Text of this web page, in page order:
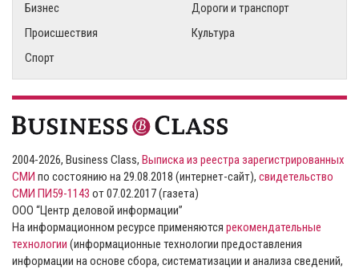
Бизнес
Дороги и транспорт
Происшествия
Культура
Спорт
2004-2026, Business Class, Выписка из реестра зарегистрированных
СМИ по состоянию на 29.08.2018 (интернет-сайт), свидетельство
СМИ ПИ59-1143 от 07.02.2017 (газета)
ООО “Центр деловой информации”
На информационном ресурсе применяются рекомендательные
технологии (информационные технологии предоставления
информации на основе сбора, систематизации и анализа сведений,